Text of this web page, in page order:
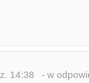
14:38 - w